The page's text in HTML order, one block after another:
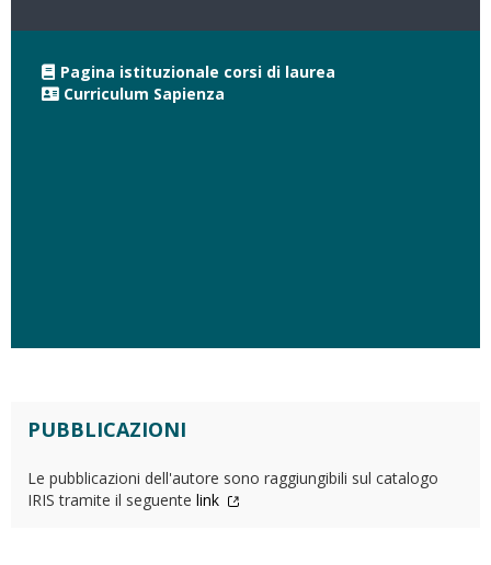
Pagina istituzionale corsi di laurea
Curriculum Sapienza
PUBBLICAZIONI
Le pubblicazioni dell'autore sono raggiungibili sul catalogo
IRIS tramite il seguente link